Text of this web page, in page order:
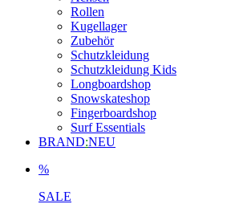
Rollen
Kugellager
Zubehör
Schutzkleidung
Schutzkleidung Kids
Longboardshop
Snowskateshop
Fingerboardshop
Surf Essentials
BRAND:NEU
%
SALE